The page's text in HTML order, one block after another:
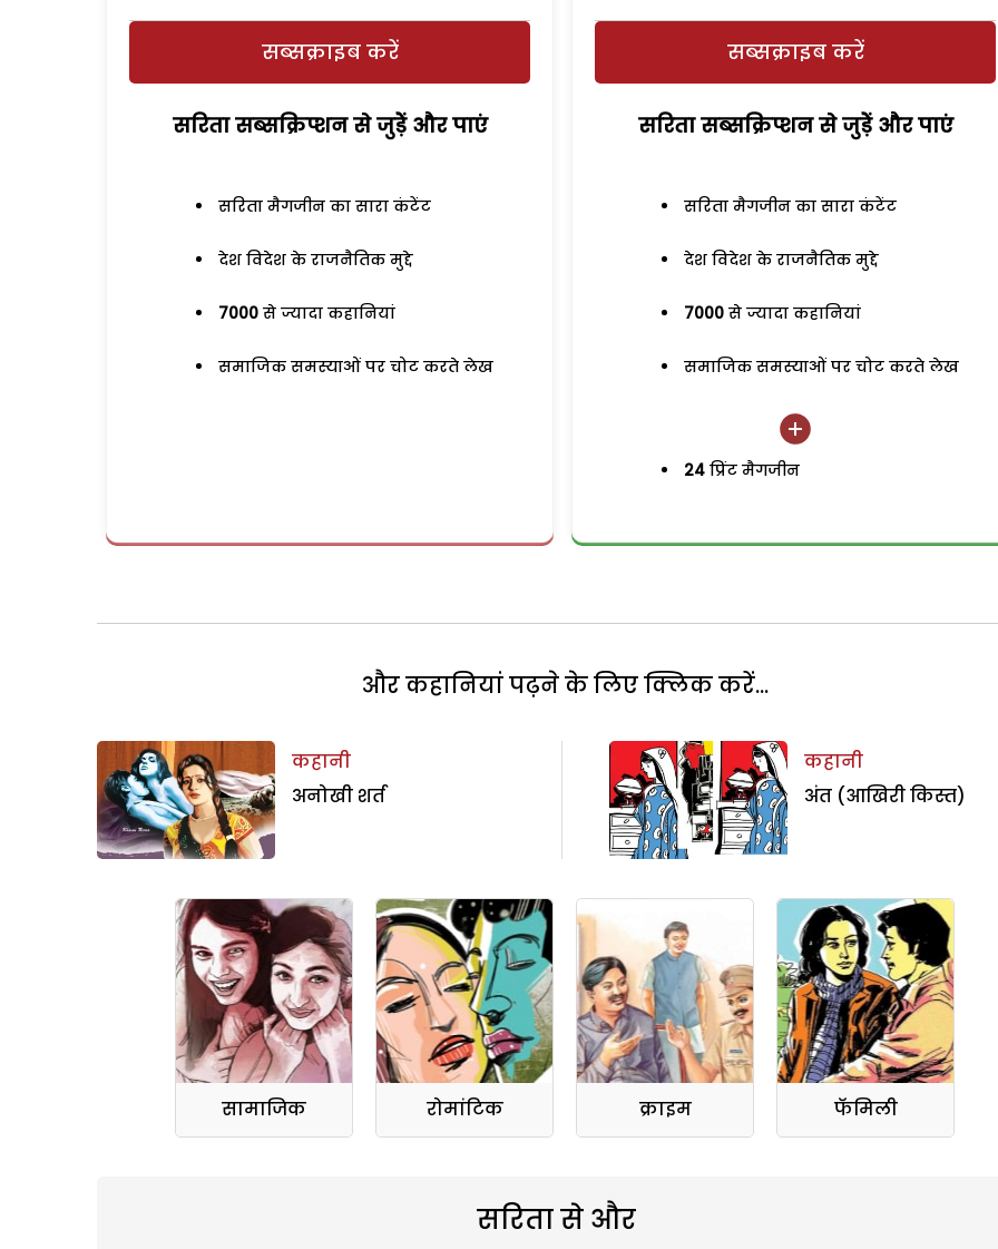
सब्सक्राइब करें
सरिता सब्सक्रिप्शन से जुड़ेें और पाएं
सरिता मैगजीन का सारा कंटेंट
देश विदेश के राजनैतिक मुद्दे
7000 से ज्यादा कहानियां
समाजिक समस्याओं पर चोट करते लेख
सब्सक्राइब करें
सरिता सब्सक्रिप्शन से जुड़ेें और पाएं
सरिता मैगजीन का सारा कंटेंट
देश विदेश के राजनैतिक मुद्दे
7000 से ज्यादा कहानियां
समाजिक समस्याओं पर चोट करते लेख
24 प्रिंट मैगजीन
और कहानियां पढ़ने के लिए क्लिक करें...
कहानी
अनोखी शर्त
कहानी
अंत (आखिरी किस्त)
सामाजिक रोमांटिक क्राइम फॅमिली
सरिता से और